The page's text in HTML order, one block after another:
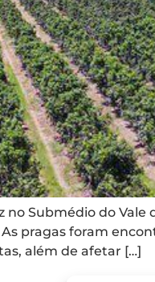
Submédio do Vale
pragas foram
além de afetar […]